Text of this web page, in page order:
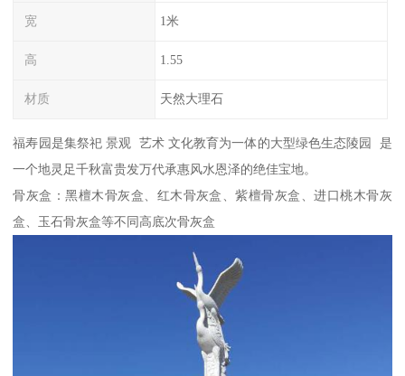
宽 1米
高 1.55
材质 天然大理石
福寿园是集祭祀 景观 艺术 文化教育为一体的大型绿色生态陵园 是
一个地灵足千秋富贵发万代承惠风水恩泽的绝佳宝地。
骨灰盒：黑檀木骨灰盒、红木骨灰盒、紫檀骨灰盒、进口桃木骨灰
盒、玉石骨灰盒等不同高底次骨灰盒